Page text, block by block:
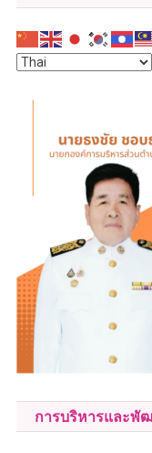
การบริหารและพั